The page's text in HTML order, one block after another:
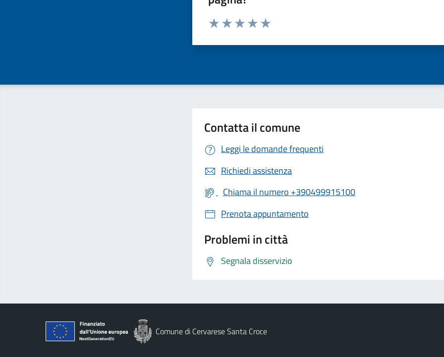
Valuta da 1 a 5 stelle la pagina
Contatta il comune
Leggi le domande frequenti
Richiedi assistenza
Chiama il numero +390499915100
Prenota appuntamento
Problemi in città
Segnala disservizio
Comune di Cervarese Santa Croce